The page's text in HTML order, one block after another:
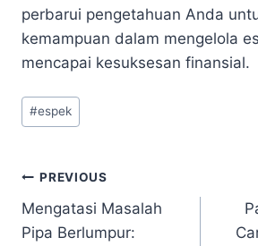
perbarui pengetahuan Anda
kemampuan dalam mengelola
mencapai kesuksesan finansial.
Post
Tags:
#espek
Navigasi
pos
PREVIOUS
Mengatasi Masalah
Pipa Berlumpur: